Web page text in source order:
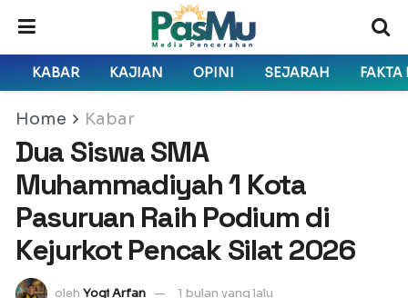
KABAR KAJIAN OPINI SEJARAH FAKTA
Home Kabar
Dua Siswa SMA
Muhammadiyah 1 Kota
Pasuruan Raih Podium di
Kejurkot Pencak Silat 2026
oleh Yogi Arfan 1 bulan yang lalu